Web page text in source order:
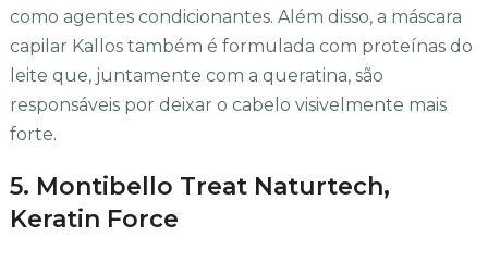
como agentes condicionantes. Além disso, a máscara
capilar Kallos também é formulada com proteínas do
leite que, juntamente com a queratina, são
responsáveis por deixar o cabelo visivelmente mais
forte.
5. Montibello Treat Naturtech,
Keratin Force